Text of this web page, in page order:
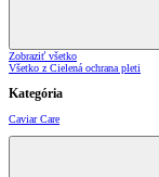
Zobraziť všetko
Všetko z Cielená ochrana pleti
Kategória
Caviar Care